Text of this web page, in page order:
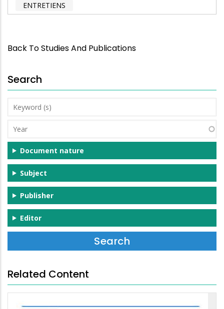
ENTRETIENS
Back To Studies And Publications
Search
Keyword
(s)
Year
Document nature
Subject
Publisher
Editor
Related Content